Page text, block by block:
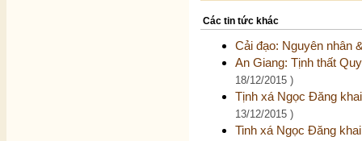
Các tin tức khác
Cải đạo: Nguyên nhân
An Giang: Tịnh thất
18/12/2015 )
Tịnh xá Ngọc Đăng
13/12/2015 )
Tinh xá Ngọc Đăng